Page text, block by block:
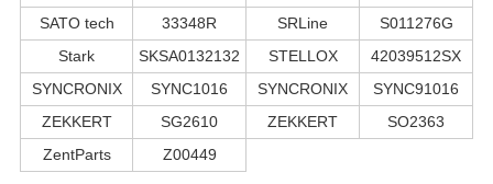
SATO tech
33348R SRLine
S011276G
Stark
SKSA0132132 STELLOX
42039512SX
SYNCRONIX
SYNC1016 SYNCRONIX
SYNC91016
ZEKKERT
SG2610 ZEKKERT
SO2363
ZentParts
Z00449